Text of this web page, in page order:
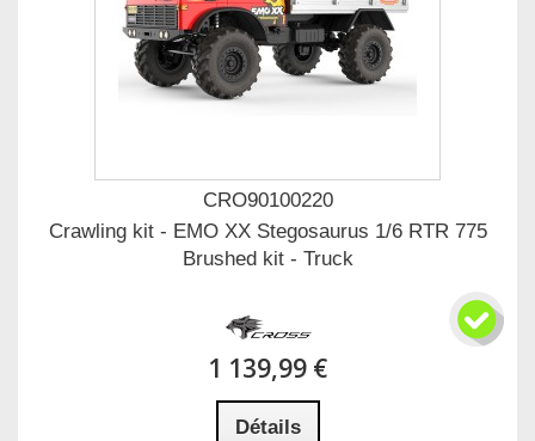
CRO90100220
Crawling kit - EMO XX Stegosaurus 1/6 RTR 775
Brushed kit - Truck
1 139,99 €
Détails